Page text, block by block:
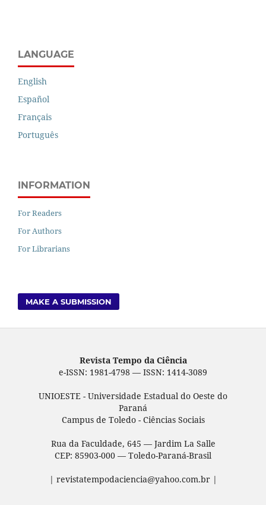
LANGUAGE
English
Español
Français
Português
INFORMATION
For Readers
For Authors
For Librarians
MAKE A SUBMISSION
Revista Tempo da Ciência
e-ISSN: 1981-4798 — ISSN: 1414-3089
UNIOESTE - Universidade Estadual do Oeste do
Paraná
Campus de Toledo - Ciências Sociais
Rua da Faculdade, 645 — Jardim La Salle
CEP: 85903-000 — Toledo-Paraná-Brasil
| revistatempodaciencia@yahoo.com.br |